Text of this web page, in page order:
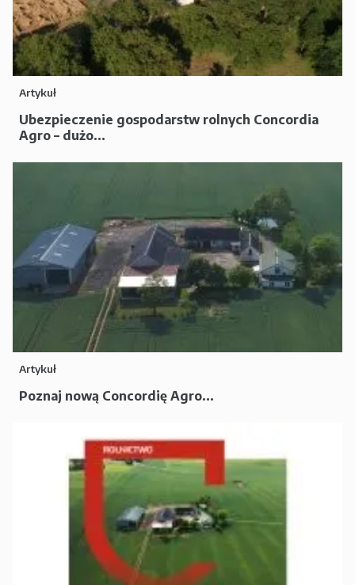
Artykuł
Ubezpieczenie gospodarstw rolnych Concordia
Agro – dużo...
Artykuł
Poznaj nową Concordię Agro...